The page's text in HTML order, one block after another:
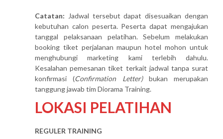
Catatan: Jadwal tersebut dapat disesuaikan dengan
kebutuhan calon peserta. Peserta dapat mengajukan
tanggal pelaksanaan pelatihan. Sebelum melakukan
booking tiket perjalanan maupun hotel mohon untuk
menghubungi marketing kami terlebih dahulu.
Kesalahan pemesanan tiket terkait jadwal tanpa surat
konfirmasi (Confirmation Letter)bukan merupakan
tanggung jawab tim Diorama Training.
LOKASI PELATIHAN
REGULER TRAINING